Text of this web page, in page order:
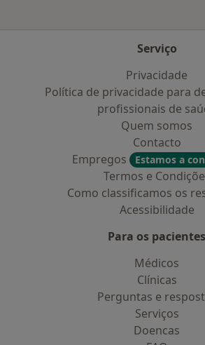
Curso Pós-graduado em
metabólicas e comportamento
Faculdade de Medicina da
Curso de Suplementos Nutricionais
Nutricionais, pela International
Nutrition and Human Performance,
Curso de Especialização em
Instituto de Nutricoaching de
Formação nas áreas de Gestão de
Contabilidade, Marketing Digital e
Serviço
Privacidade
Política de privacidade para
profissionais de
Quem somos
Contacto
Empregos
Estamos a
Termos e
Como classificamos os
Acessibilidade
Para os pacientes
Médicos
Clínicas
Perguntas e
Serviços
Doencas